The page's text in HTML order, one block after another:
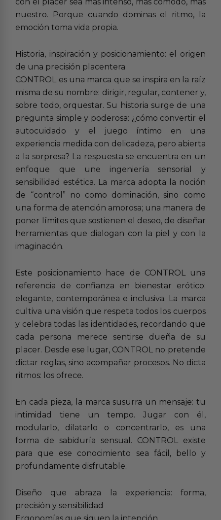
con el placer sea más intenso, más cómodo, más
nuestro. Porque cuando dominas el ritmo, la
emoción toma vida propia.
Historia, inspiración y posicionamiento: el origen
de una precisión placentera
CONTROL es una marca que se inspira en la raíz
misma de su nombre: dirigir, regular, contener y,
sobre todo, orquestar. Su historia surge de una
pregunta simple y poderosa: ¿cómo convertir el
autocuidado y el juego íntimo en una
experiencia medida con delicadeza, pero abierta
a la sorpresa? La respuesta se encuentra en un
enfoque que une ingeniería sensorial y
sensibilidad estética. La marca adopta la noción
de “control” no como dominación, sino como
una forma de atención amorosa; una manera de
poner límites que sostienen el deseo, de diseñar
herramientas que dialogan con la piel y con la
imaginación.
Este posicionamiento hace de CONTROL una
referencia de confianza en bienestar erótico:
elegante, contemporánea e inclusiva. La marca
cultiva una visión que respeta todos los cuerpos
y celebra todas las identidades, recordando que
cada persona merece sentirse dueña de su
placer. Desde ese lugar, CONTROL no pretende
dictar reglas, sino acompañar procesos. No dicta
ritmos: los ofrece.
En cada pieza, la marca susurra un mensaje: tu
intimidad tiene un tempo. Jugar con él,
modularlo, dilatarlo o concentrarlo, es una
forma de sabiduría sensual. CONTROL existe
para que ese conocimiento sea fácil, bello y
profundamente disfrutable.
Diseño que abraza la experiencia: forma,
precisión y sensibilidad